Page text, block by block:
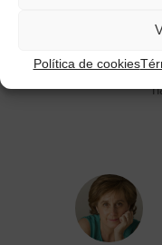
Política de cookies
y